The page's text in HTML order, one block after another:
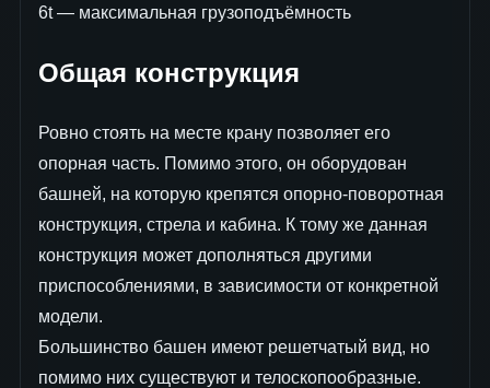
6t — максимальная грузоподъёмность
Общая конструкция
Ровно стоять на месте крану позволяет его
опорная часть. Помимо этого, он оборудован
башней, на которую крепятся опорно-поворотная
конструкция, стрела и кабина. К тому же данная
конструкция может дополняться другими
приспособлениями, в зависимости от конкретной
модели.
Большинство башен имеют решетчатый вид, но
помимо них существуют и телоскопообразные.